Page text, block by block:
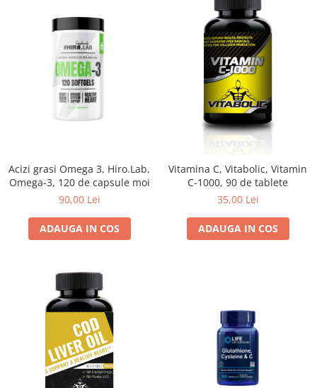
Acizi grasi Omega 3, Hiro.Lab,
Omega-3, 120 de capsule moi
90,00 Lei
ADAUGA IN COS
Vitamina C, Vitabolic, Vitamin
C-1000, 90 de tablete
35,00 Lei
ADAUGA IN COS